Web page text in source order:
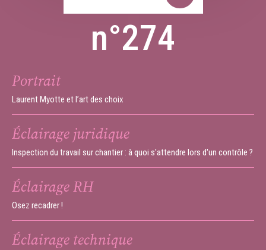
n°274
Portrait
Laurent Myotte et l’art des choix
Éclairage juridique
Inspection du travail sur chantier : à quoi s'attendre lors d'un contrôle ?
Éclairage RH
Osez recadrer !
Éclairage technique